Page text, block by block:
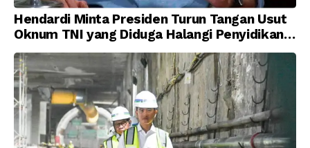
Hendardi Minta Presiden Turun Tangan Usut
Oknum TNI yang Diduga Halangi Penyidikan
Korupsi